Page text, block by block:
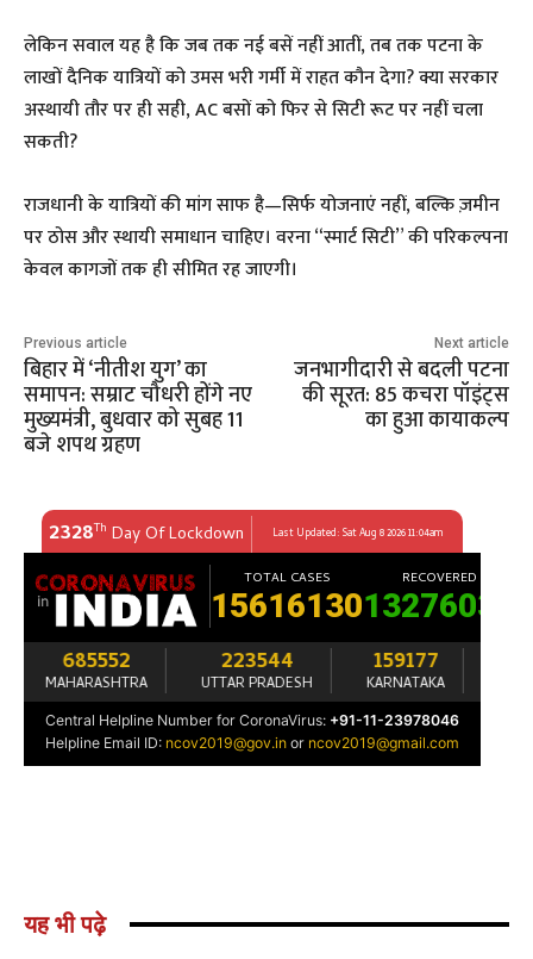
लेकिन सवाल यह है कि जब तक नई बसें नहीं आतीं, तब तक पटना के
लाखों दैनिक यात्रियों को उमस भरी गर्मी में राहत कौन देगा? क्या सरकार
अस्थायी तौर पर ही सही, AC बसों को फिर से सिटी रूट पर नहीं चला
सकती?
राजधानी के यात्रियों की मांग साफ है—सिर्फ योजनाएं नहीं, बल्कि ज़मीन
पर ठोस और स्थायी समाधान चाहिए। वरना “स्मार्ट सिटी” की परिकल्पना
केवल कागजों तक ही सीमित रह जाएगी।
Previous article
बिहार में ‘नीतीश युग’ का
समापन: सम्राट चौधरी होंगे नए
मुख्यमंत्री, बुधवार को सुबह 11
बजे शपथ ग्रहण
Next article
जनभागीदारी से बदली पटना
की सूरत: 85 कचरा पॉइंट्स
का हुआ कायाकल्प
यह भी पढ़े